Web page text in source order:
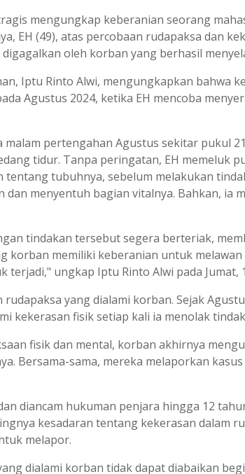
mengungkap keberanian seorang
EH (49), atas percobaan rudapaksa dan
oleh korban yang berhasil
Iptu Rinto Alwi, mengungkapkan bahwa
Agustus 2024, ketika EH mencoba
pertengahan Agustus sekitar pukul
tidur. Tanpa peringatan, EH memeluk
tubuhnya, sebelum melakukan
dan menyentuh bagian vitalnya. Bahkan, ia
tindakan tersebut segera berteriak,
korban memiliki keberanian untuk
terjadi," ungkap Iptu Rinto Alwi pada Jumat,
yang dialami korban. Sejak
kekerasan fisik setiap kali ia menolak
fisik dan mental, korban akhirnya
Bersama-sama, mereka melaporkan
diancam hukuman penjara hingga 12
kesadaran tentang kekerasan dalam
melapor.
dialami korban tidak dapat diabaikan